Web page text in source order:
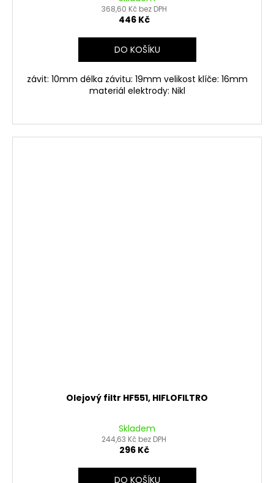
368,60 Kč bez DPH
446 Kč
DO KOŠÍKU
závit: 10mm délka závitu: 19mm velikost klíče: 16mm
materiál elektrody: Nikl
Olejový filtr HF551, HIFLOFILTRO
Skladem
244,63 Kč bez DPH
296 Kč
DO KOŠÍKU